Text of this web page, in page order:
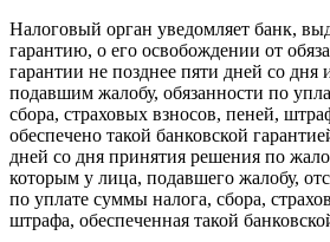
Налоговый орган уведомляет банк,
гарантию, о его освобождении от
гарантии не позднее пяти дней со
подавшим жалобу, обязанности по
сбора, страховых взносов, пеней,
обеспечено такой банковской
дней со дня принятия решения по
которым у лица, подавшего жалобу,
по уплате суммы налога, сбора,
штрафа, обеспеченная такой